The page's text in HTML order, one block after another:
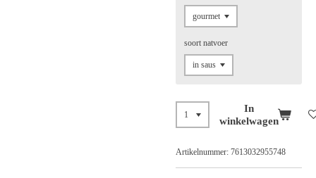
soort natvoer
In
winkelwagen
Artikelnummer: 7613032955748